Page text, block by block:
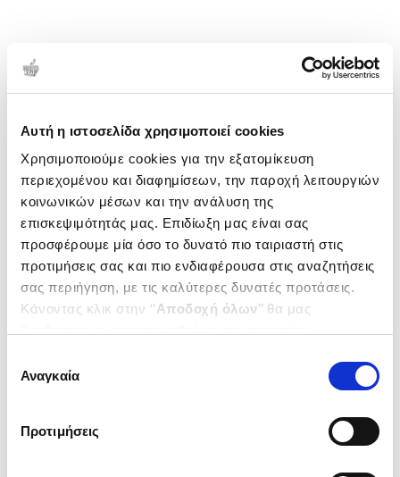
Αυτή η ιστοσελίδα χρησιμοποιεί cookies
Χρησιμοποιούμε cookies για την εξατομίκευση
περιεχομένου και διαφημίσεων, την παροχή λειτουργιών
κοινωνικών μέσων και την ανάλυση της
επισκεψιμότητάς μας. Επιδίωξη μας είναι σας
προσφέρουμε μία όσο το δυνατό πιο ταιριαστή στις
προτιμήσεις σας και πιο ενδιαφέρουσα στις αναζητήσεις
σας περιήγηση, με τις καλύτερες δυνατές προτάσεις.
Κάνοντας κλικ στην ‘’Αποδοχή όλων’’ θα μας
ενδιαφέρουν και να επιλέξετε από τα παρακάτω με την
΄΄και να ενημερωθείτε σχετικά με
συγκατάθεσης
Αναγκαία
Προτιμήσεις